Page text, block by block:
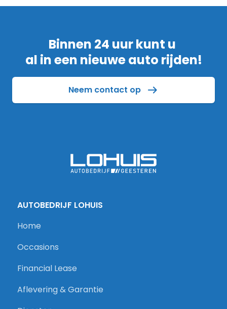
Binnen 24 uur kunt u
al in een nieuwe auto rijden!
Neem contact op
AUTOBEDRIJF LOHUIS
Home
Occasions
Financial Lease
Aflevering & Garantie